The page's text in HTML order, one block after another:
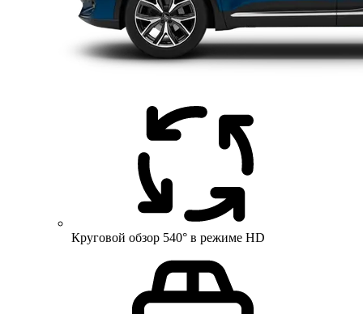
Круговой обзор 540° в режиме HD